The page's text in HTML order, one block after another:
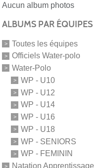
Aucun album photos
ALBUMS PAR ÉQUIPES
Toutes les équipes
Officiels Water-polo
Water-Polo
WP - U10
WP - U12
WP - U14
WP - U16
WP - U18
WP - SENIORS
WP - FEMININ
Natation Apprentissage